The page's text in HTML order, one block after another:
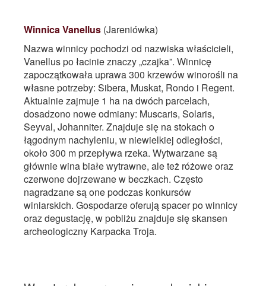
Winnica Vanellus (Jareniówka)
Nazwa winnicy pochodzi od nazwiska właścicieli,
Vanellus po łacinie znaczy „czajka”. Winnicę
zapoczątkowała uprawa 300 krzewów winorośli na
własne potrzeby: Sibera, Muskat, Rondo i Regent.
Aktualnie zajmuje 1 ha na dwóch parcelach,
dosadzono nowe odmiany: Muscaris, Solaris,
Seyval, Johanniter. Znajduje się na stokach o
łągodnym nachyleniu, w niewielkiej odległości,
około 300 m przepływa rzeka. Wytwarzane są
głównie wina białe wytrawne, ale też różowe oraz
czerwone dojrzewane w beczkach. Często
nagradzane są one podczas konkursów
winiarskich. Gospodarze oferują spacer po winnicy
oraz degustację, w pobliżu znajduje się skansen
archeologiczny Karpacka Troja.